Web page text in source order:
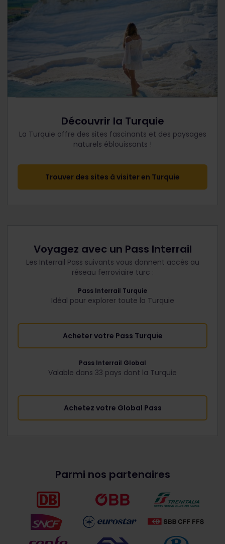
Découvrir la Turquie
La Turquie offre des sites fascinants et des paysages
naturels éblouissants !
Trouver des sites à visiter en Turquie
Voyagez avec un Pass Interrail
Les Interrail Pass suivants vous donnent accès au
réseau ferroviaire turc :
Pass Interrail Turquie
Idéal pour explorer toute la Turquie
Acheter votre Pass Turquie
Pass Interrail Global
Valable dans 33 pays dont la Turquie
Achetez votre Global Pass
Parmi nos partenaires